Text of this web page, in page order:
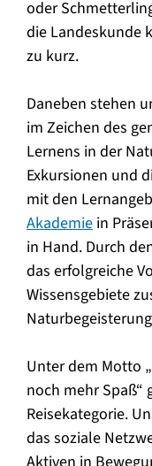
oder
die Landeskunde
zu kurz.
Daneben stehen
im Zeichen des
Lernens in der
Exkursionen und
mit den
Akademie in
in Hand. Durch
das erfolgreiche
Wissensgebiete
Unter dem Motto
noch mehr Spaß“
Reisekategorie.
das soziale